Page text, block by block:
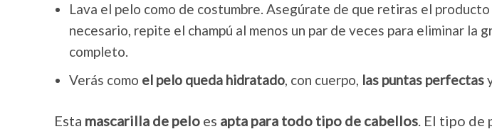
Lava el pelo como de costumbre. Asegúrate de que retiras el
necesario, repite el champú al menos un par de veces para eliminar la
completo.
Verás como el pelo queda hidratado, con cuerpo, las puntas perfectas
Esta mascarilla de pelo es apta para todo tipo de cabellos. El tipo de